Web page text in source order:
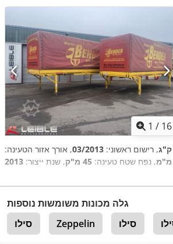
1 / 16
, רישום ראשוני: 03/2013, אורך אזור הטעינה:
, נפח שטח טעינה: 45 מ"ק , שנת ייצור: 2013
גלה מכונות משומשות נוספות
סילו
Zeppelin סילו